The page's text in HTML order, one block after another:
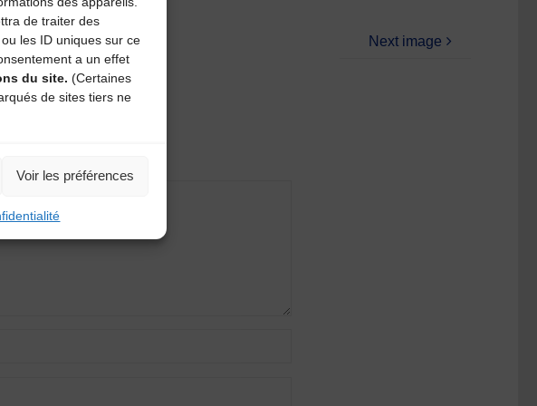
de traiter des
les ID uniques sur ce
a un effet
du site. (Certaines
de sites tiers ne
Voir les préférences
Next image